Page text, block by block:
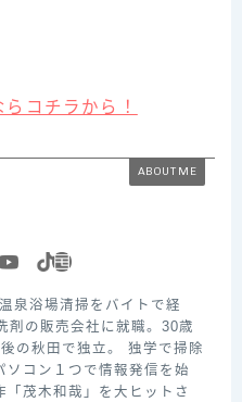
コチラから！
ABOUT ME
泉浴場清掃をバイトで経
剤の販売会社に就職。30歳
の秋田で独立。 独学で掃除
ソコン１つで情報発信を始
茂木和哉」を大ヒットさ